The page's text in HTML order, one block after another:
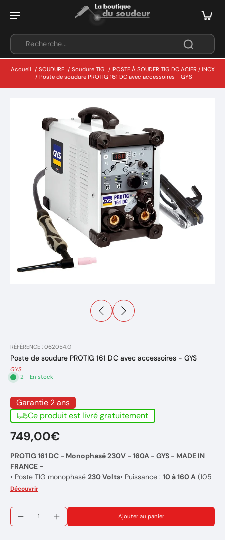
Accueil / SOUDURE / Soudure TIG / POSTE À SOUDER TIG DC ACIER / INOX
/ Poste de soudure PROTIG 161 DC avec accessoires - GYS
RÉFÉRENCE : 062054.G
Poste de soudure PROTIG 161 DC avec accessoires - GYS
GYS
2 - En stock
Garantie 2 ans
Ce produit est livré gratuitement
749,00€
PROTIG 161 DC - Monophasé 230V - 160A - GYS - MADE IN
FRANCE -
• Poste TIG monophasé 230 Volts• Puissance : 10 à 160 A (105
A @ 60%, à 40°C ambiant)• Pour acier et inox
1x Torche TIG SR17DB 4M
1x Coffret TIG
1x Porte éléctrode MMA avec cable
Découvrir
Ajouter au panier